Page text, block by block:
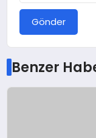
Gönder
Benzer